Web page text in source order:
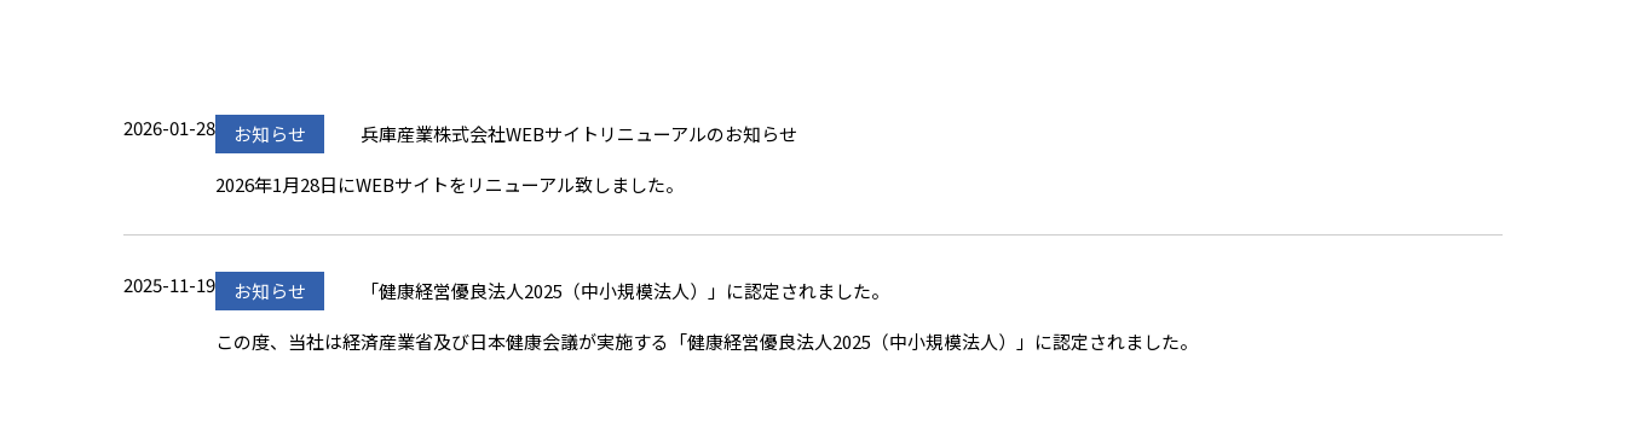
2026-01-28 お知らせ
兵庫産業株式会社WEBサイトリニューアルのお知らせ
2026年1月28日にWEBサイトをリニューアル致しました。
2025-11-19 お知らせ
「健康経営優良法人2025（中小規模法人）」に認定されました。
この度、当社は経済産業省及び日本健康会議が実施する「健康経営優良法人2025（中小規模法人）」に認定されました。